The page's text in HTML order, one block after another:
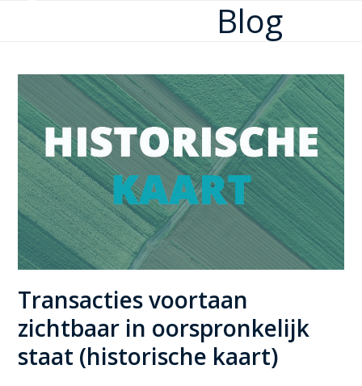
Blog
Transacties voortaan
zichtbaar in oorspronkelijk
staat (historische kaart)